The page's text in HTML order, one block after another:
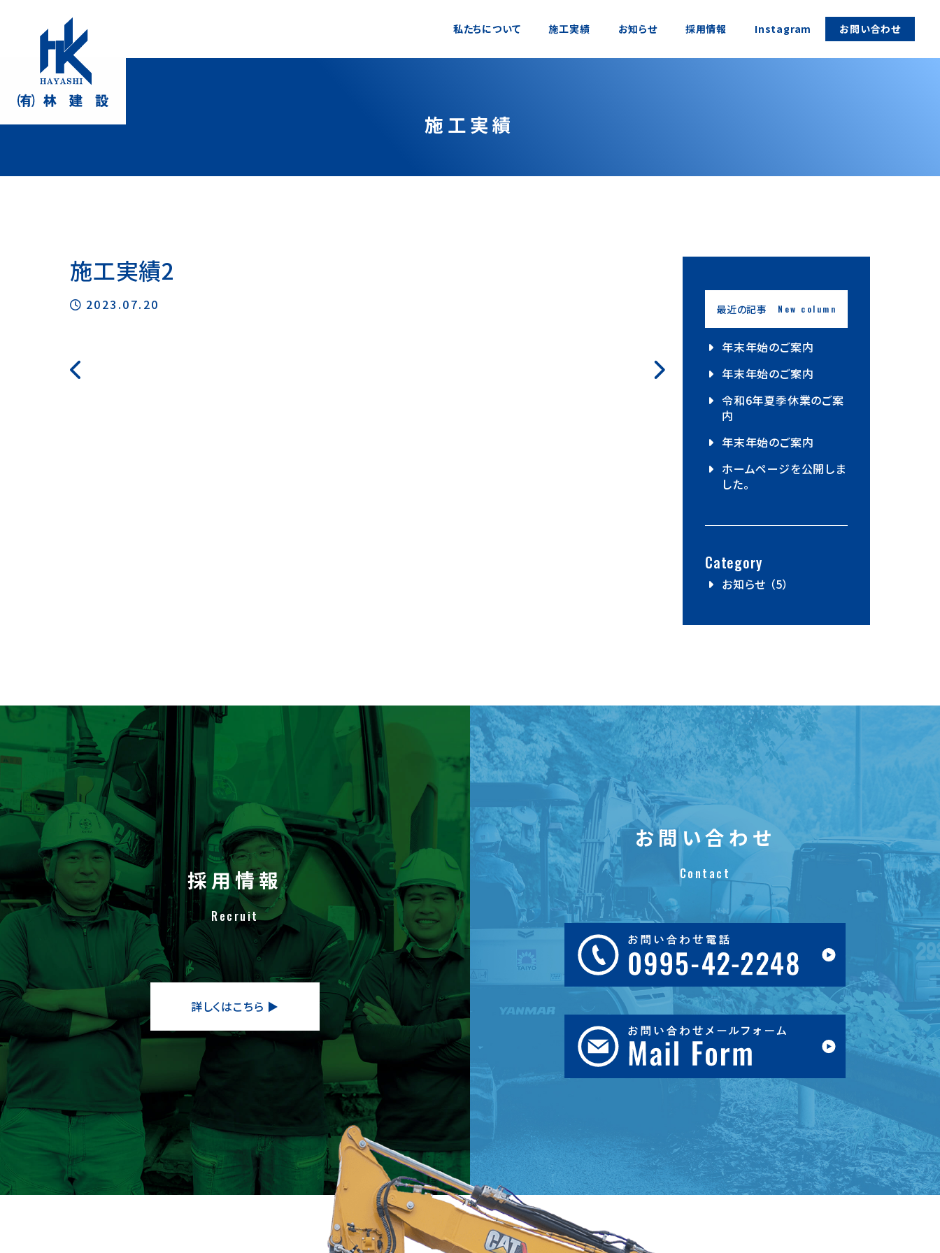
私たちについて 施工実績 お知らせ 採用情報 Instagram お問い合わせ
施工実績
施工実績2
2023.07.20 最近の記事 New column
年末年始のご案内
年末年始のご案内
令和6年夏季休業のご案
内
年末年始のご案内
ホームページを公開しま
した。
Category
お知らせ （5）
採用情報
Recruit
詳しくはこちら ▶︎
お問い合わせ
Contact